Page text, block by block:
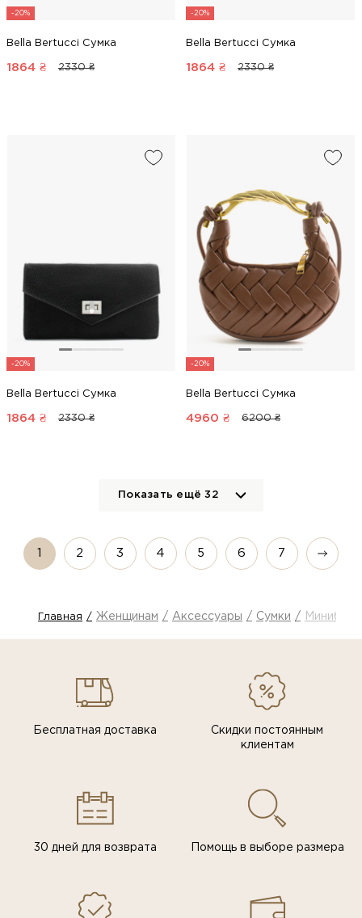
-20%
Bella Bertucci Сумка
1864 ₴ 2330 ₴
-20%
Bella Bertucci Сумка
1864 ₴ 2330 ₴
-20%
Bella Bertucci Сумка
1864 ₴ 2330 ₴
-20%
Bella Bertucci Сумка
4960 ₴ 6200 ₴
Показать ещё32
1 2 3 4 5 6 7
Главная Женщинам Аксессуары Сумки Минибеги
Бесплатная доставка
Скидки постоянным
клиентам
30 дней для возврата Помощь в выборе размера